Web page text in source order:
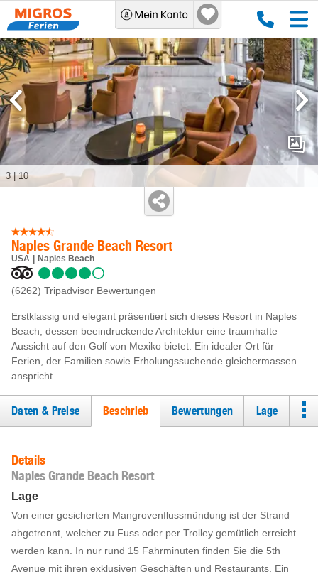
Naples Grande Beach Resort
USA Naples Beach
(6262) Tripadvisor Bewertungen
Erstklassig und elegant präsentiert sich dieses Resort in Naples
Beach, dessen beeindruckende Architektur eine traumhafte
Aussicht auf den Golf von Mexiko bietet. Ein idealer Ort für
Ferien, der Familien sowie Erholungssuchende gleichermassen
anspricht.
3|10
Daten & Preise Beschrieb Bewertungen Lage
Details
Naples Grande Beach Resort
Lage
Von einer gesicherten Mangrovenflussmündung ist der Strand
abgetrennt, welcher zu Fuss oder per Trolley gemütlich erreicht
werden kann. In nur rund 15 Fahrminuten finden Sie die 5th
Avenue mit ihren exklusiven Geschäften und Restaurants. Ein